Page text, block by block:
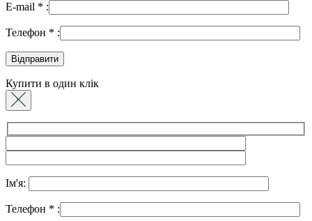
E-mail * :
Телефон * :
Купити в один клік
Ім'я:
Телефон * :